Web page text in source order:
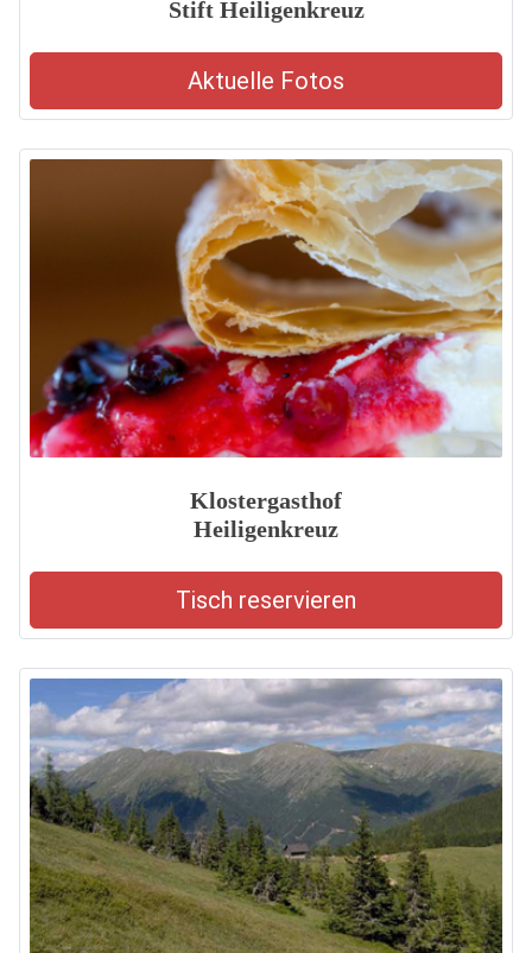
Stift Heiligenkreuz
Aktuelle Fotos
Klostergasthof
Heiligenkreuz
Tisch reservieren